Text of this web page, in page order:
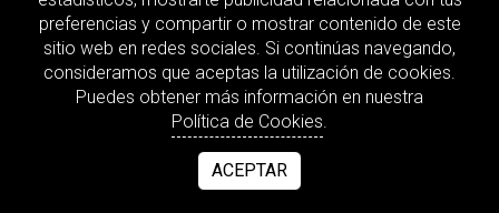
preferencias y compartir o mostrar contenido de este
sitio web en redes sociales. Si continúas navegando,
consideramos que aceptas la utilización de cookies.
Puedes obtener más información en nuestra
Política de Cookies.
ACEPTAR